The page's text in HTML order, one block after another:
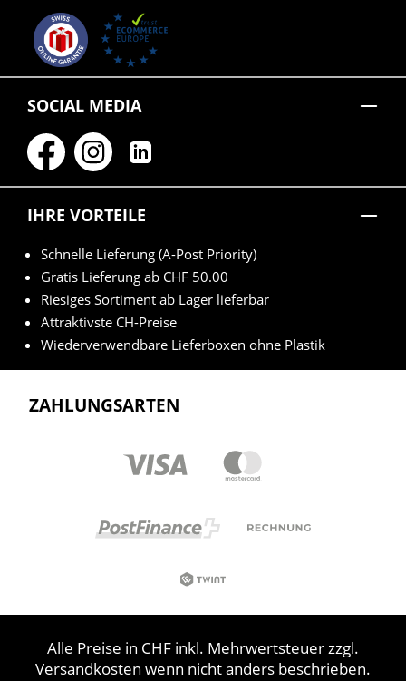
SOCIAL MEDIA
IHRE VORTEILE
Schnelle Lieferung (A-Post Priority)
Gratis Lieferung ab CHF 50.00
Riesiges Sortiment ab Lager lieferbar
Attraktivste CH-Preise
Wiederverwendbare Lieferboxen ohne Plastik
ZAHLUNGSARTEN
Alle Preise in CHF inkl. Mehrwertsteuer zzgl.
Versandkosten wenn nicht anders beschrieben.